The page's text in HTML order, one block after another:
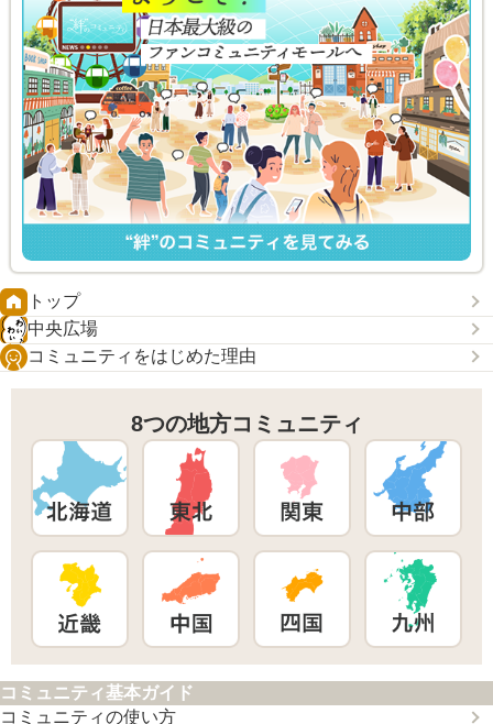
トップ
中央広場
コミュニティをはじめた理由
8つの地方コミュニティ
コミュニティ基本ガイド
コミュニティの使い方